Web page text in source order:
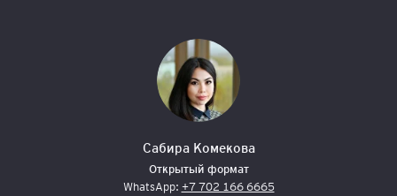
Сабира Комекова
Открытый формат
WhatsApp: +7 702 166 6665